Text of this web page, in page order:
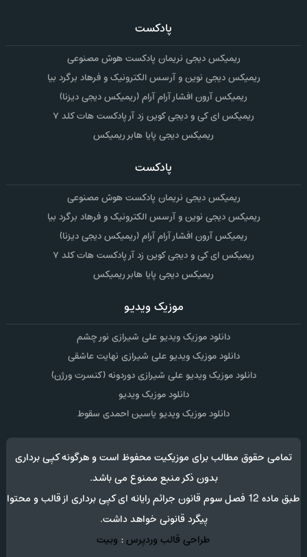
پادکست
ریمیکس دیجی نریمان پادکست هوش مصنوعی
ریمیکس دیجی نوین و آرسس الکترونیک و فرهاد برگرد بیا
ریمیکس آرون افشار آرام آرام (ریمیکس دیجی دیزنا)
ریمیکس ای کی و دیجی کوین زد آر پادکست هات کلد ۷
ریمیکس دیجی پایا هابر ریمیکس
پادکست
ریمیکس دیجی نریمان پادکست هوش مصنوعی
ریمیکس دیجی نوین و آرسس الکترونیک و فرهاد برگرد بیا
ریمیکس آرون افشار آرام آرام (ریمیکس دیجی دیزنا)
ریمیکس ای کی و دیجی کوین زد آر پادکست هات کلد ۷
ریمیکس دیجی پایا هابر ریمیکس
موزیک ویدیو
دانلود موزیک ویدیو علی شیرازی نور چشم
دانلود موزیک ویدیو علی شیرازی نهایت عاشقی
دانلود موزیک ویدیو علی شیرازی دوردونه (کنسرت ورژن)
دانلود موزیک ویدیو
دانلود موزیک ویدیو یاسین احمدی سقوط
تمامی حقوق مطالب برای موزیکیت محفوظ است و هرگونه کپی برداری
بدون ذکر منبع ممنوع می باشد.
طبق ماده 12 فصل سوم قانون جرائم رایانه ای کپی برداری از قالب و محتوا
پیگرد قانونی خواهد داشت.
طراحی قالب وردپرس: وبیت